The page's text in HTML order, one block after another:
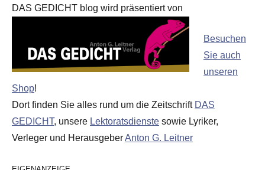
DAS GEDICHT blog wird präsentiert von
Besuchen
Sie auch
unseren
Shop!
Dort finden Sie alles rund um die Zeitschrift DAS
GEDICHT, unsere Lektoratsdienste sowie Lyriker,
Verleger und HerausgeberAnton G. Leitner